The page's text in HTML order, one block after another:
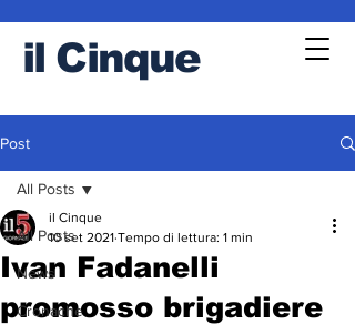
il Cinque
Post
All Posts
News
Cronache
All Posts
Ivan Fadanelli
promosso brigadiere
il Cinque
10 set 2021 Tempo di lettura: 1 min